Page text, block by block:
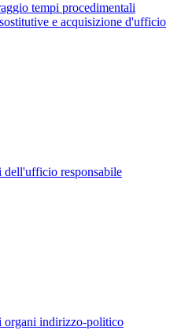
tempi procedimentali
e acquisizione d'ufficio
dell'ufficio responsabile
organi indirizzo-politico